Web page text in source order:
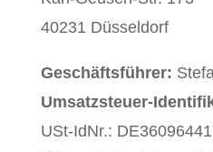
40231 Düsseldorf
Geschäftsführer:
Umsatzsteuer-
USt-IdNr.: